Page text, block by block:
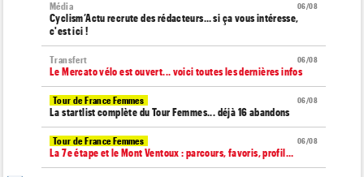
06/08
Média
Cyclism’Actu recrute des rédacteurs… si ça vous intéresse,
c'est ici !
06/08
Transfert
Le Mercato vélo est ouvert... voici toutes les dernières infos
06/08
Tour de France Femmes
La startlist complète du Tour Femmes... déjà 16 abandons
06/08
Tour de France Femmes
La 7e étape et le Mont Ventoux : parcours, favoris, profil…